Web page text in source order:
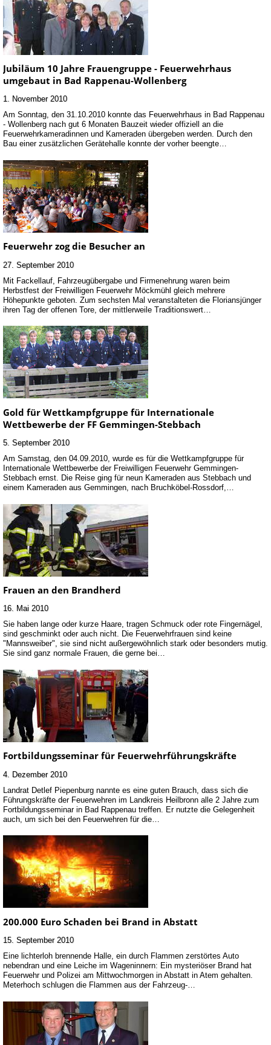
Jubiläum 10 Jahre Frauengruppe - Feuerwehrhaus
umgebaut in Bad Rappenau-Wollenberg
1. November 2010
Am Sonntag, den 31.10.2010 konnte das Feuerwehrhaus in Bad Rappenau
- Wollenberg nach gut 6 Monaten Bauzeit wieder offiziell an die
Feuerwehrkameradinnen und Kameraden übergeben werden. Durch den
Bau einer zusätzlichen Gerätehalle konnte der vorher beengte…
Feuerwehr zog die Besucher an
27. September 2010
Mit Fackellauf, Fahrzeugübergabe und Firmenehrung waren beim
Herbstfest der Freiwilligen Feuerwehr Möckmühl gleich mehrere
Höhepunkte geboten. Zum sechsten Mal veranstalteten die Floriansjünger
ihren Tag der offenen Tore, der mittlerweile Traditionswert…
Gold für Wettkampfgruppe für Internationale
Wettbewerbe der FF Gemmingen-Stebbach
5. September 2010
Am Samstag, den 04.09.2010, wurde es für die Wettkampfgruppe für
Internationale Wettbewerbe der Freiwilligen Feuerwehr Gemmingen-
Stebbach ernst. Die Reise ging für neun Kameraden aus Stebbach und
einem Kameraden aus Gemmingen, nach Bruchköbel-Rossdorf,…
Frauen an den Brandherd
16. Mai 2010
Sie haben lange oder kurze Haare, tragen Schmuck oder rote Fingernägel,
sind geschminkt oder auch nicht. Die Feuerwehrfrauen sind keine
"Mannsweiber", sie sind nicht außergewöhnlich stark oder besonders mutig.
Sie sind ganz normale Frauen, die gerne bei…
Fortbildungsseminar für Feuerwehrführungskräfte
4. Dezember 2010
Landrat Detlef Piepenburg nannte es eine guten Brauch, dass sich die
Führungskräfte der Feuerwehren im Landkreis Heilbronn alle 2 Jahre zum
Fortbildungsseminar in Bad Rappenau treffen. Er nutzte die Gelegenheit
auch, um sich bei den Feuerwehren für die…
200.000 Euro Schaden bei Brand in Abstatt
15. September 2010
Eine lichterloh brennende Halle, ein durch Flammen zerstörtes Auto
nebendran und eine Leiche im Wageninnern: Ein mysteriöser Brand hat
Feuerwehr und Polizei am Mittwochmorgen in Abstatt in Atem gehalten.
Meterhoch schlugen die Flammen aus der Fahrzeug-…